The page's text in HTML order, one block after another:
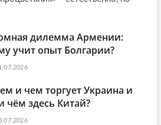
дилемма Армении:
учит опыт Болгарии?
и чем торгует Украина и
чём здесь Китай?